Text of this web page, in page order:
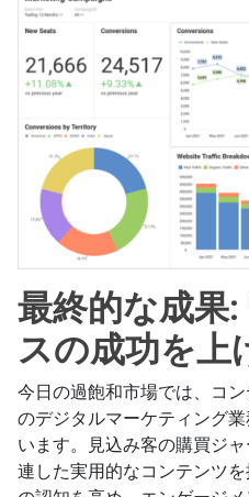
最終的な成果
スの成功を上
今日の過飽和市場では、コ
のデジタルマーケティング
います。見込み客の購買ジ
連した実用的なコンテンツ